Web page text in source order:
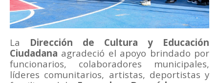
La Dirección de Cultura y Educación
Ciudadana agradeció el apoyo brindado por
funcionarios, colaboradores municipales,
líderes comunitarios, artistas, deportistas y